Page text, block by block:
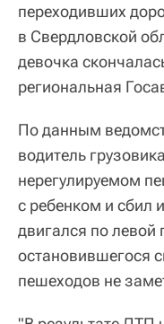
переходивших
в Свердловской
девочка
региональная
По данным
водитель
нерегулируемом
с ребенком и сбил
двигался по левой
остановившегося
пешеходов не